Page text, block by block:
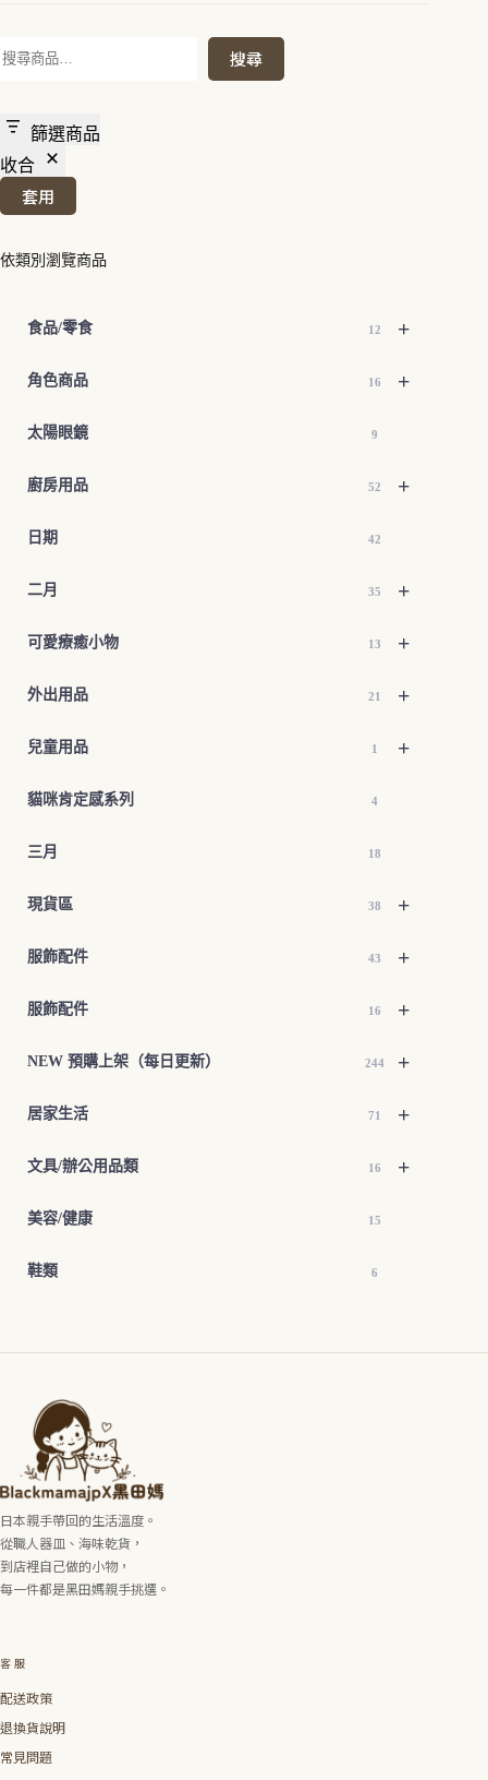
搜
尋
搜尋
篩選商品
收合
套用
依類別瀏覽商品
+
食品/零食 12
+
角色商品 16
太陽眼鏡 9
+
廚房用品 52
日期 42
+
二月 35
+
可愛療癒小物 13
+
外出用品 21
+
兒童用品 1
貓咪肯定感系列 4
三月 18
+
現貨區 38
+
服飾配件 43
+
服飾配件 16
+
NEW 預購上架（每日更新） 244
+
居家生活 71
+
文具/辦公用品類 16
美容/健康 15
鞋類 6
日本親手帶回的生活溫度。
從職人器皿、海味乾貨，
到店裡自己做的小物，
每一件都是黑田媽親手挑選。
客服
配送政策
退換貨說明
常見問題